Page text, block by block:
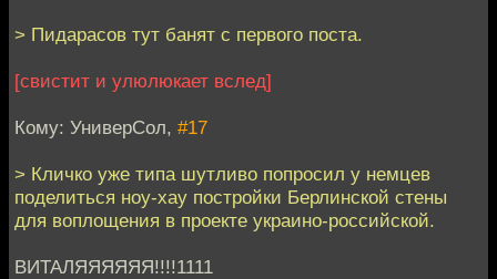
> Пидарасов тут банят с первого поста.
[свистит и улюлюкает вслед]
Кому: УниверСол, #17
> Кличко уже типа шутливо попросил у немцев
поделиться ноу-хау постройки Берлинской стены
для воплощения в проекте украино-российской.
ВИТАЛЯЯЯЯЯЯ!!!!1111